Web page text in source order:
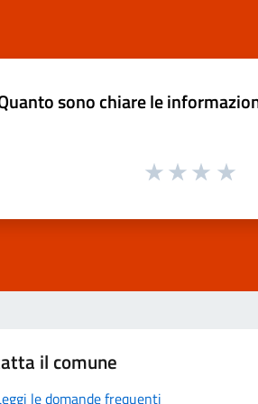
sono chiare le
il comune
le domande frequenti